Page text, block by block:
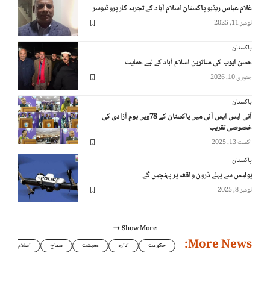
غلام عباس ریڈیو پاکستان اسلام آباد کے تجربہ کار پروڈیوسر
نومبر 11, 2025
پاکستان
حسن ایوب کی متاثرین اسلام آباد کے لیے حمایت
جنوری 10, 2026
پاکستان
آئی ایس ایس آئی میں پاکستان کے 78ویں یومِ آزادی کی
خصوصی تقریب
اگست 13, 2025
پاکستان
پولیس سے پہلے ڈرون واقعہ پر پہنچیں گے
نومبر 8, 2025
Show More
More News: حکومت ادارہ معیشت سماج اسلام